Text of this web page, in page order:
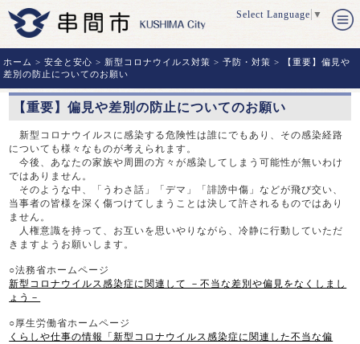
Select Language ▼
ホーム >安全と安心 > 新型コロナウイルス対策 >予防・対策 > 【重要】偏見や
差別の防止についてのお願い
【重要】偏見や差別の防止についてのお願い
新型コロナウイルスに感染する危険性は誰にでもあり、その感染経路
についても様々なものが考えられます。
今後、あなたの家族や周囲の方々が感染してしまう可能性が無いわけ
ではありません。
そのような中、「うわさ話」「デマ」「誹謗中傷」などが飛び交い、
当事者の皆様を深く傷つけてしまうことは決して許されるものではあり
ません。
人権意識を持って、お互いを思いやりながら、冷静に行動していただ
きますようお願いします。
○法務省ホームページ
新型コロナウイルス感染症に関連して －不当な差別や偏見をなくしまし
ょう－
○厚生労働省ホームページ
くらしや仕事の情報「新型コロナウイルス感染症に関連した不当な偏